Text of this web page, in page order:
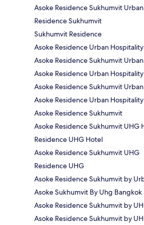
Asoke Residence Sukhumvit
Residence Sukhumvit
Sukhumvit Residence
Asoke Residence Urban
Asoke Residence Sukhumvit
Asoke Residence Urban Hospitality
Asoke Residence Sukhumvit
Asoke Residence Urban
Asoke Residence Sukhumvit
Asoke Residence Sukhumvit UHG
Residence UHG Hotel
Asoke Residence Sukhumvit UHG
Residence UHG
Asoke Residence Sukhumvit by
Asoke Sukhumvit By Uhg Bangkok
Asoke Residence Sukhumvit by
Asoke Residence Sukhumvit by